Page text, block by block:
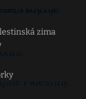
zima